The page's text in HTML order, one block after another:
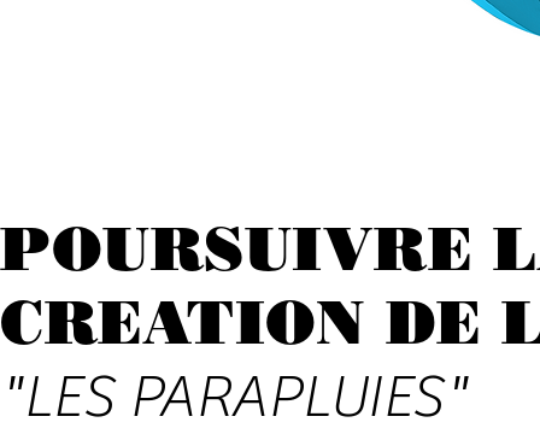
POURSUIVRE
CREATION DE
"LES PARAPLUIES"